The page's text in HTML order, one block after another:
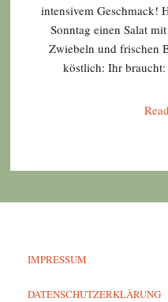
intensivem Geschmack!
Sonntag einen Salat
Zwiebeln und frischen
köstlich: Ihr braucht:
IMPRESSUM
DATENSCHUTZERKLÄRUNG